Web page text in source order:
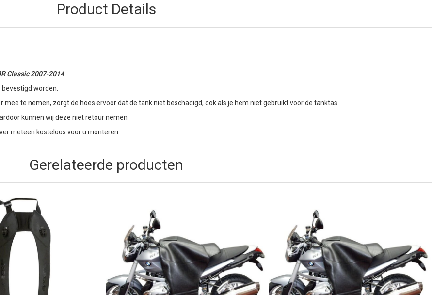
Product Details
Classic 2007-2014
worden.
te nemen, zorgt de hoes ervoor dat de tank niet beschadigd, ook als je hem niet gebruikt voor de tanktas.
kunnen wij deze niet retour nemen.
meteen kosteloos voor u monteren.
Gerelateerde producten